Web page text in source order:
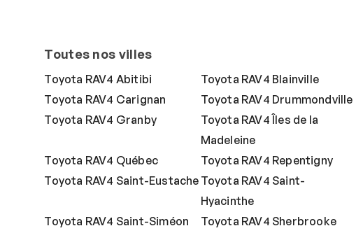
Toutes nos villes
Toyota RAV4 Abitibi Toyota RAV4 Blainville
Toyota RAV4 Carignan
Toyota RAV4 Drummondville
Toyota RAV4 Granby
Toyota RAV4 Îles de la
Madeleine
Toyota RAV4 Québec
Toyota RAV4 Repentigny
Toyota RAV4 Saint-Eustache Toyota RAV4 Saint-
Hyacinthe
Toyota RAV4 Saint-Siméon
Toyota RAV4 Sherbrooke